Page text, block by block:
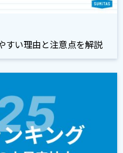
すい理由と注意点を解説